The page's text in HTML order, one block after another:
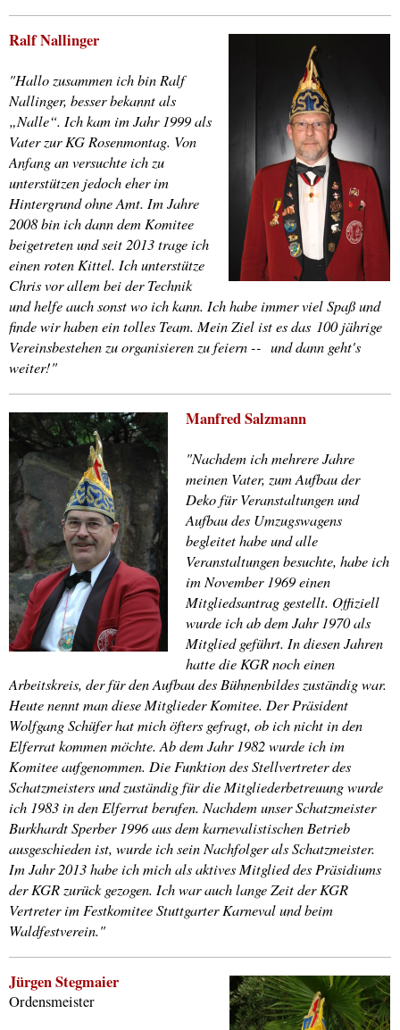
Ralf Nallinger
"Hallo zusammen ich bin Ralf
Nallinger, besser bekannt als
„Nalle“. Ich kam im Jahr 1999 als
Vater zur KG Rosenmontag. Von
Anfang an versuchte ich zu
unterstützen jedoch eher im
Hintergrund ohne Amt. Im Jahre
2008 bin ich dann dem Komitee
beigetreten und seit 2013 trage ich
einen roten Kittel. Ich unterstütze
Chris vor allem bei der Technik
und helfe auch sonst wo ich kann. Ich habe immer viel Spaß und
finde wir haben ein tolles Team. Mein Ziel ist es das 100 jährige
Vereinsbestehen zu organisieren zu feiern -- und dann geht's
weiter!"
Manfred Salzmann
"Nachdem ich mehrere Jahre
meinen Vater, zum Aufbau der
Deko für Veranstaltungen und
Aufbau des Umzugswagens
begleitet habe und alle
Veranstaltungen besuchte, habe ich
im November 1969 einen
Mitgliedsantrag gestellt. Offiziell
wurde ich ab dem Jahr 1970 als
Mitglied geführt. In diesen Jahren
hatte die KGR noch einen
Arbeitskreis, der für den Aufbau des Bühnenbildes zuständig war.
Heute nennt man diese Mitglieder Komitee. Der Präsident
Wolfgang Schüfer hat mich öfters gefragt, ob ich nicht in den
Elferrat kommen möchte. Ab dem Jahr 1982 wurde ich im
Komitee aufgenommen. Die Funktion des Stellvertreter des
Schatzmeisters und zuständig für die Mitgliederbetreuung wurde
ich 1983 in den Elferrat berufen. Nachdem unser Schatzmeister
Burkhardt Sperber 1996 aus dem karnevalistischen Betrieb
ausgeschieden ist, wurde ich sein Nachfolger als Schatzmeister.
Im Jahr 2013 habe ich mich als aktives Mitglied des Präsidiums
der KGR zurück gezogen. Ich war auch lange Zeit der KGR
Vertreter im Festkomitee Stuttgarter Karneval und beim
Waldfestverein."
Jürgen Stegmaier
Ordensmeister